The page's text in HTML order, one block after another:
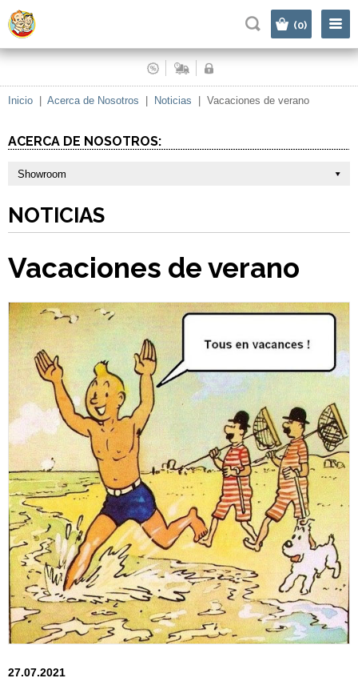
(0)
Inicio Acerca de Nosotros Noticias Vacaciones de verano
ACERCA DE NOSOTROS:
Showroom
NOTICIAS
Vacaciones de verano
27.07.2021